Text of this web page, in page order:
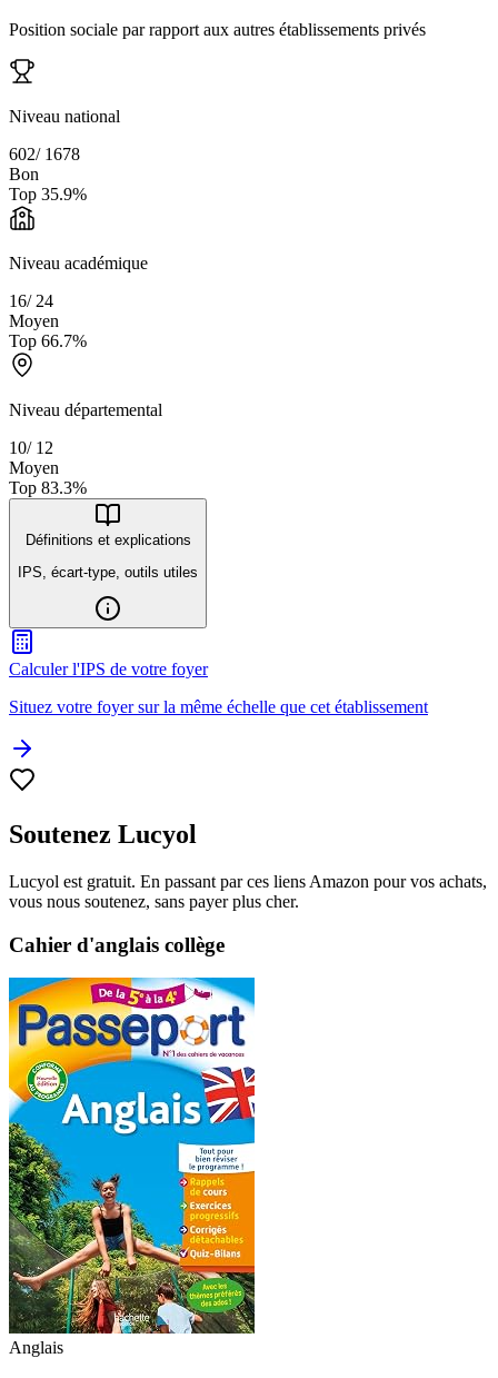
Position sociale par rapport aux autres établissements privés
Niveau national
602/ 1678
Bon
Top 35.9%
Niveau académique
16/ 24
Moyen
Top 66.7%
Niveau départemental
10/ 12
Moyen
Top 83.3%
Définitions et explications
IPS, écart-type, outils utiles
Calculer l'IPS de votre foyer
Situez votre foyer sur la même échelle que cet établissement
Soutenez Lucyol
Lucyol est gratuit. En passant par ces liens Amazon pour vos achats,
vous nous soutenez, sans payer plus cher.
Cahier d'anglais collège
Anglais